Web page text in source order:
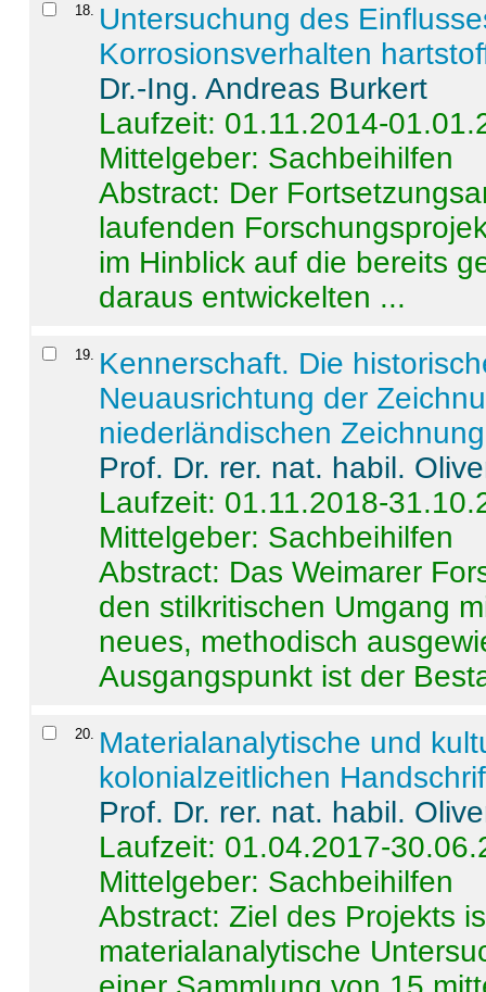
18
Untersuchung des
Korrosionsverhalten
Dr.-Ing. Andreas Burkert
Laufzeit: 01.11.2014-
Mittelgeber: Sachbeihilfen
Abstract: Der
laufenden
im Hinblick auf die bereits
daraus entwickelten ...
19
Kennerschaft. Die
Neuausrichtung der
niederländischen
Prof. Dr. rer. nat. habil.
Laufzeit: 01.11.2018-
Mittelgeber: Sachbeihilfen
Abstract: Das Weimarer
den stilkritischen Umgang
neues, methodisch
Ausgangspunkt ist der
20
Materialanalytische und
kolonialzeitlichen
Prof. Dr. rer. nat. habil.
Laufzeit: 01.04.2017-
Mittelgeber: Sachbeihilfen
Abstract:Ziel des Projekts
materialanalytische